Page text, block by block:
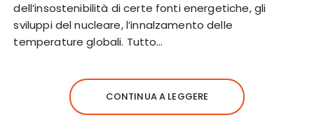
dell’insostenibilità di certe fonti energetiche, gli
sviluppi del nucleare, l’innalzamento delle
temperature globali. Tutto…
CONTINUA A LEGGERE